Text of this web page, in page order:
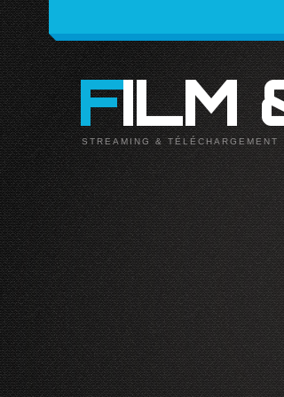
STREAMING & TÉLÉCHARGEMENT